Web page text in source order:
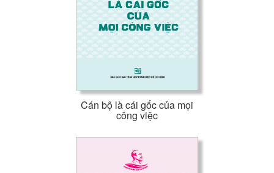
Cán bộ là cái gốc của mọi
công việc